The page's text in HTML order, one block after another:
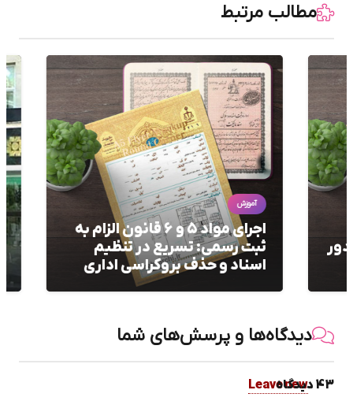
مطالب مرتبط
آموزش
اجرای مواد ۵ و ۶ قانون الزام به
ثبت رسمی: تسریع در تنظیم
اسناد و حذف بروکراسی اداری
(۵ روش کاربردی)
دیدگاه‌ها و پرسش‌های شما
43 دیدگاه.
Leave new